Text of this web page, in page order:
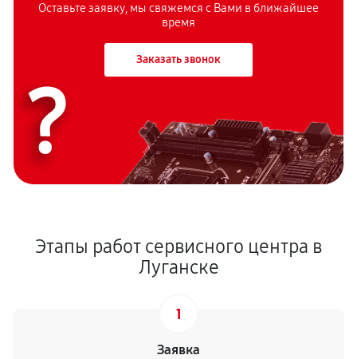
Оставьте заявку, мы свяжемся с Вами в ближайшее
время
Заказать звонок
?
Этапы работ сервисного центра в
Луганске
1
Заявка